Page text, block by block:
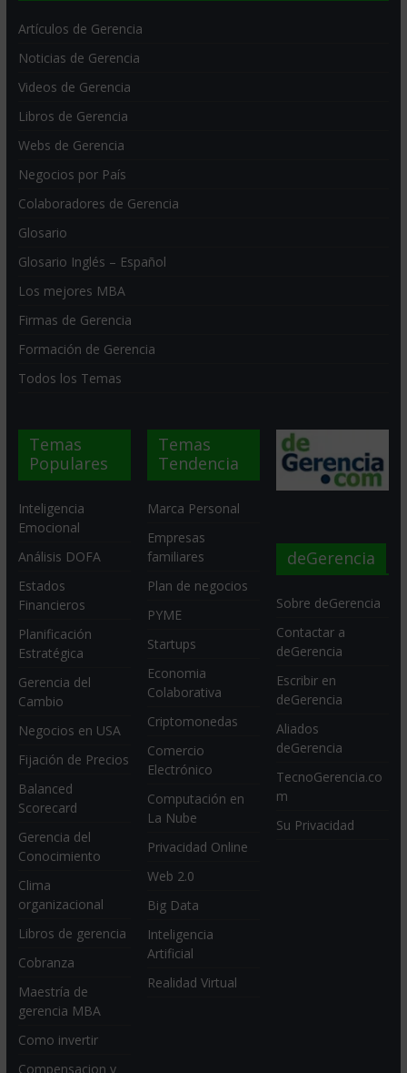
Artículos de Gerencia
Noticias de Gerencia
Videos de Gerencia
Libros de Gerencia
Webs de Gerencia
Negocios por País
Colaboradores de Gerencia
Glosario
Glosario Inglés – Español
Los mejores MBA
Firmas de Gerencia
Formación de Gerencia
Todos los Temas
Temas
Populares
Inteligencia
Emocional
Análisis DOFA
Estados
Financieros
Planificación
Estratégica
Gerencia del
Cambio
Negocios en USA
Fijación de Precios
Balanced
Scorecard
Gerencia del
Conocimiento
Clima
organizacional
Libros de gerencia
Cobranza
Maestría de
gerencia MBA
Como invertir
Compensacion y
Temas
Tendencia
Marca Personal
Empresas
familiares
Plan de negocios
PYME
Startups
Economia
Colaborativa
Criptomonedas
Comercio
Electrónico
Computación en
La Nube
Privacidad Online
Web 2.0
Big Data
Inteligencia
Artificial
Realidad Virtual
deGerencia
Sobre deGerencia
Contactar a
deGerencia
Escribir en
deGerencia
Aliados
deGerencia
TecnoGerencia.co
m
Su Privacidad